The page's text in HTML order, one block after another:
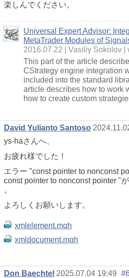
楽しんでください。
Universal Expert Advisor:
MetaTrader Modules of
2016.07.22
Vasiliy Sokolov
This part of the article
CStrategy engine integration
included into the standard
article describes how to work
how to create custom
David Yulianto Santoso
ys-haさんへ、
お疲れ様でした！
エラー "const pointer to nonconst
const pointer to nonconst pointer "
。
よろしくお願いします。
xmlelement.mqh
xmldocument.mqh
Don Baechtel 2025.07.04 19:49